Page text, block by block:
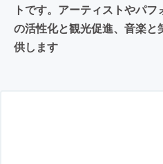
トです。アーティストやパ
の活性化と観光促進、音楽
供します